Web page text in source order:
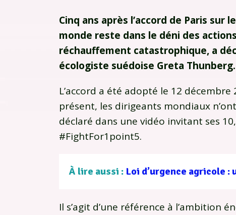
Cinq ans après l’accord de Paris sur
monde reste dans le déni des
réchauffement catastrophique, a
écologiste suédoise Greta Thunberg.
L’accord a été adopté le 12 décembre
présent, les dirigeants mondiaux
déclaré dans une vidéo invitant ses
#FightFor1point5.
À lire aussi :
Il s’agit d’une référence à l’ambition